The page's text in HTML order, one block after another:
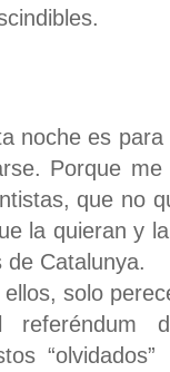
noche es
Porque
que no
la quieran y
de Catalunya.
solo